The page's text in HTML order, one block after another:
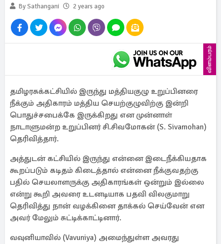
By Sathangani
2 years ago
விளம்பரம்
தமிழரசுக்கட்சியில் இருந்து மத்தியகுழு உறுப்பினரை
நீக்கும் அதிகாரம் மத்திய செயற்குழுவிற்கு இன்றி
பொதுச்சபைக்கே இருக்கிறது என முன்னாள்
நாடாளுமன்ற உறுப்பினர் சி.சிவமோகன் (S. Sivamohan)
தெரிவித்தார்.
அத்துடன் கட்சியில் இருந்து என்னை இடைநீக்கியதாக
கூறப்படும் கடிதம் கிடைத்தால் என்னை நீக்குவதற்கு
பதில் செயலாளருக்கு அதிகாரங்கள் ஒன்றும் இல்லை
என்று கூறி அவரை உடனடியாக பதவி விலகுமாறு
தெரிவித்து நான் வழக்கினை தாக்கல் செய்வேன் என
அவர் மேலும் சுட்டிக்காட்டினார்.
வவுனியாவில் (Vavuniya) அமைந்துள்ள அவரது